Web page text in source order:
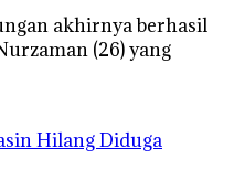
akhirnya berhasil
(26) yang
Hilang Diduga